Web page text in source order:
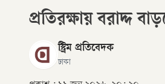
প্রতিরক্ষায় বরাদ্দ
স্ট্রিম প্রতিবেদক
ঢাকা